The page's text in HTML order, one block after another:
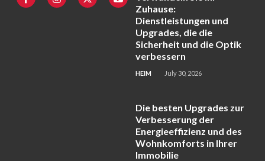
Zuhause:
Dienstleistungen und
Upgrades, die die
Sicherheit und die Optik
verbessern
HEIM July 30, 2026
Die besten Upgrades zur
Verbesserung der
Energieeffizienz und des
Wohnkomforts in Ihrer
Immobilie